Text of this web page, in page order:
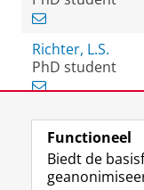
Richter, L.S.
PhD student
View this page in:
Functioneel
Biedt de